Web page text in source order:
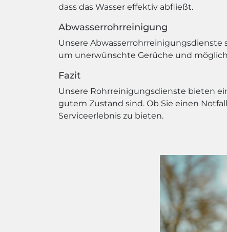
dass das Wasser effektiv abfließt.
Abwasserrohrreinigung
Unsere Abwasserrohrreinigungsdienste
um unerwünschte Gerüche und
Fazit
Unsere Rohrreinigungsdienste bieten
gutem Zustand sind. Ob Sie einen
Serviceerlebnis zu bieten.